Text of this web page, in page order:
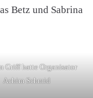
Betz und Sabrina
Griff hatte Organisator
Achim Schmid